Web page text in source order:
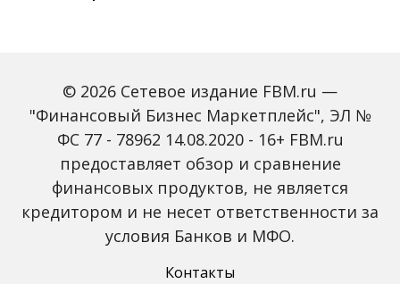
Объем наличных у
россиян в июле вырос
на 43%: что стоит за
рекордным спросом на
С 2027 года ИНН станет
банковских счетов
россиян: что изменится
© 2026 Сетевое издание FBM.ru —
"Финансовый Бизнес Маркетплейс", ЭЛ №
ФС 77 - 78962 14.08.2020 - 16+ FBM.ru
предоставляет обзор и сравнение
финансовых продуктов, не является
кредитором и не несет ответственности за
условия Банков и МФО.
Контакты